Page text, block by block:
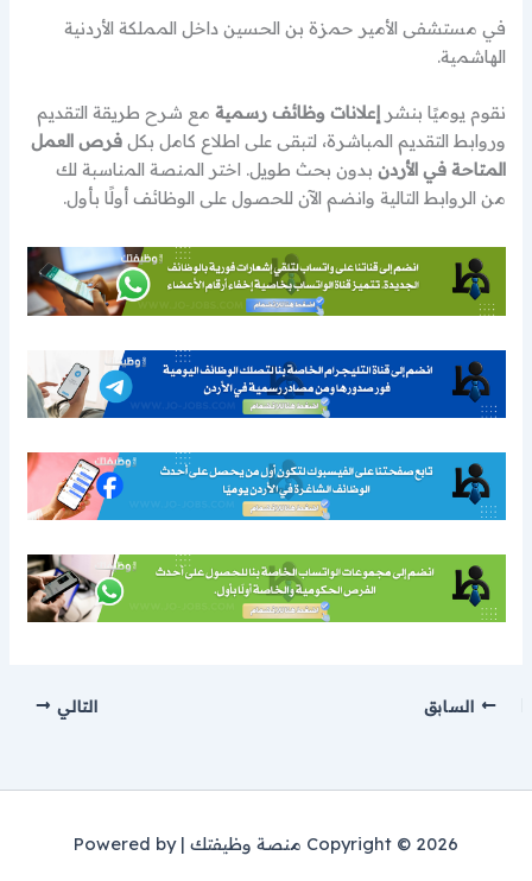
في مستشفى الأمير حمزة بن الحسين داخل المملكة الأردنية
الهاشمية.
نقوم يوميًا بنشرإعلانات وظائف رسمية مع شرح طريقة التقديم
وروابط التقديم المباشرة، لتبقى على اطلاع كامل بكلفرص العمل
المتاحة في الأردن بدون بحث طويل. اختر المنصة المناسبة لك
من الروابط التالية وانضم الآن للحصول على الوظائف أولًا بأول.
السابق التالي
Copyright © 2026 منصة وظيفتك | Powered by